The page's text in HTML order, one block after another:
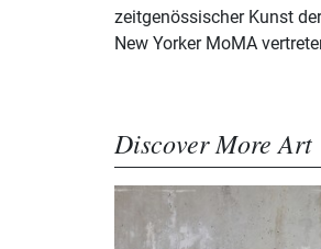
zeitgenössischer Kunst
New Yorker MoMA
Discover More Art